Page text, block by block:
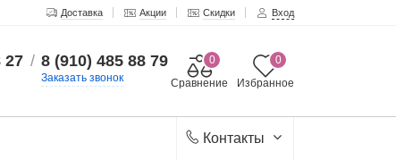
Доставка Акции Скидки Вход
27 / 8 (910) 485 88 79
Заказать звонок Избранное
0
Сравнение
0
Контакты